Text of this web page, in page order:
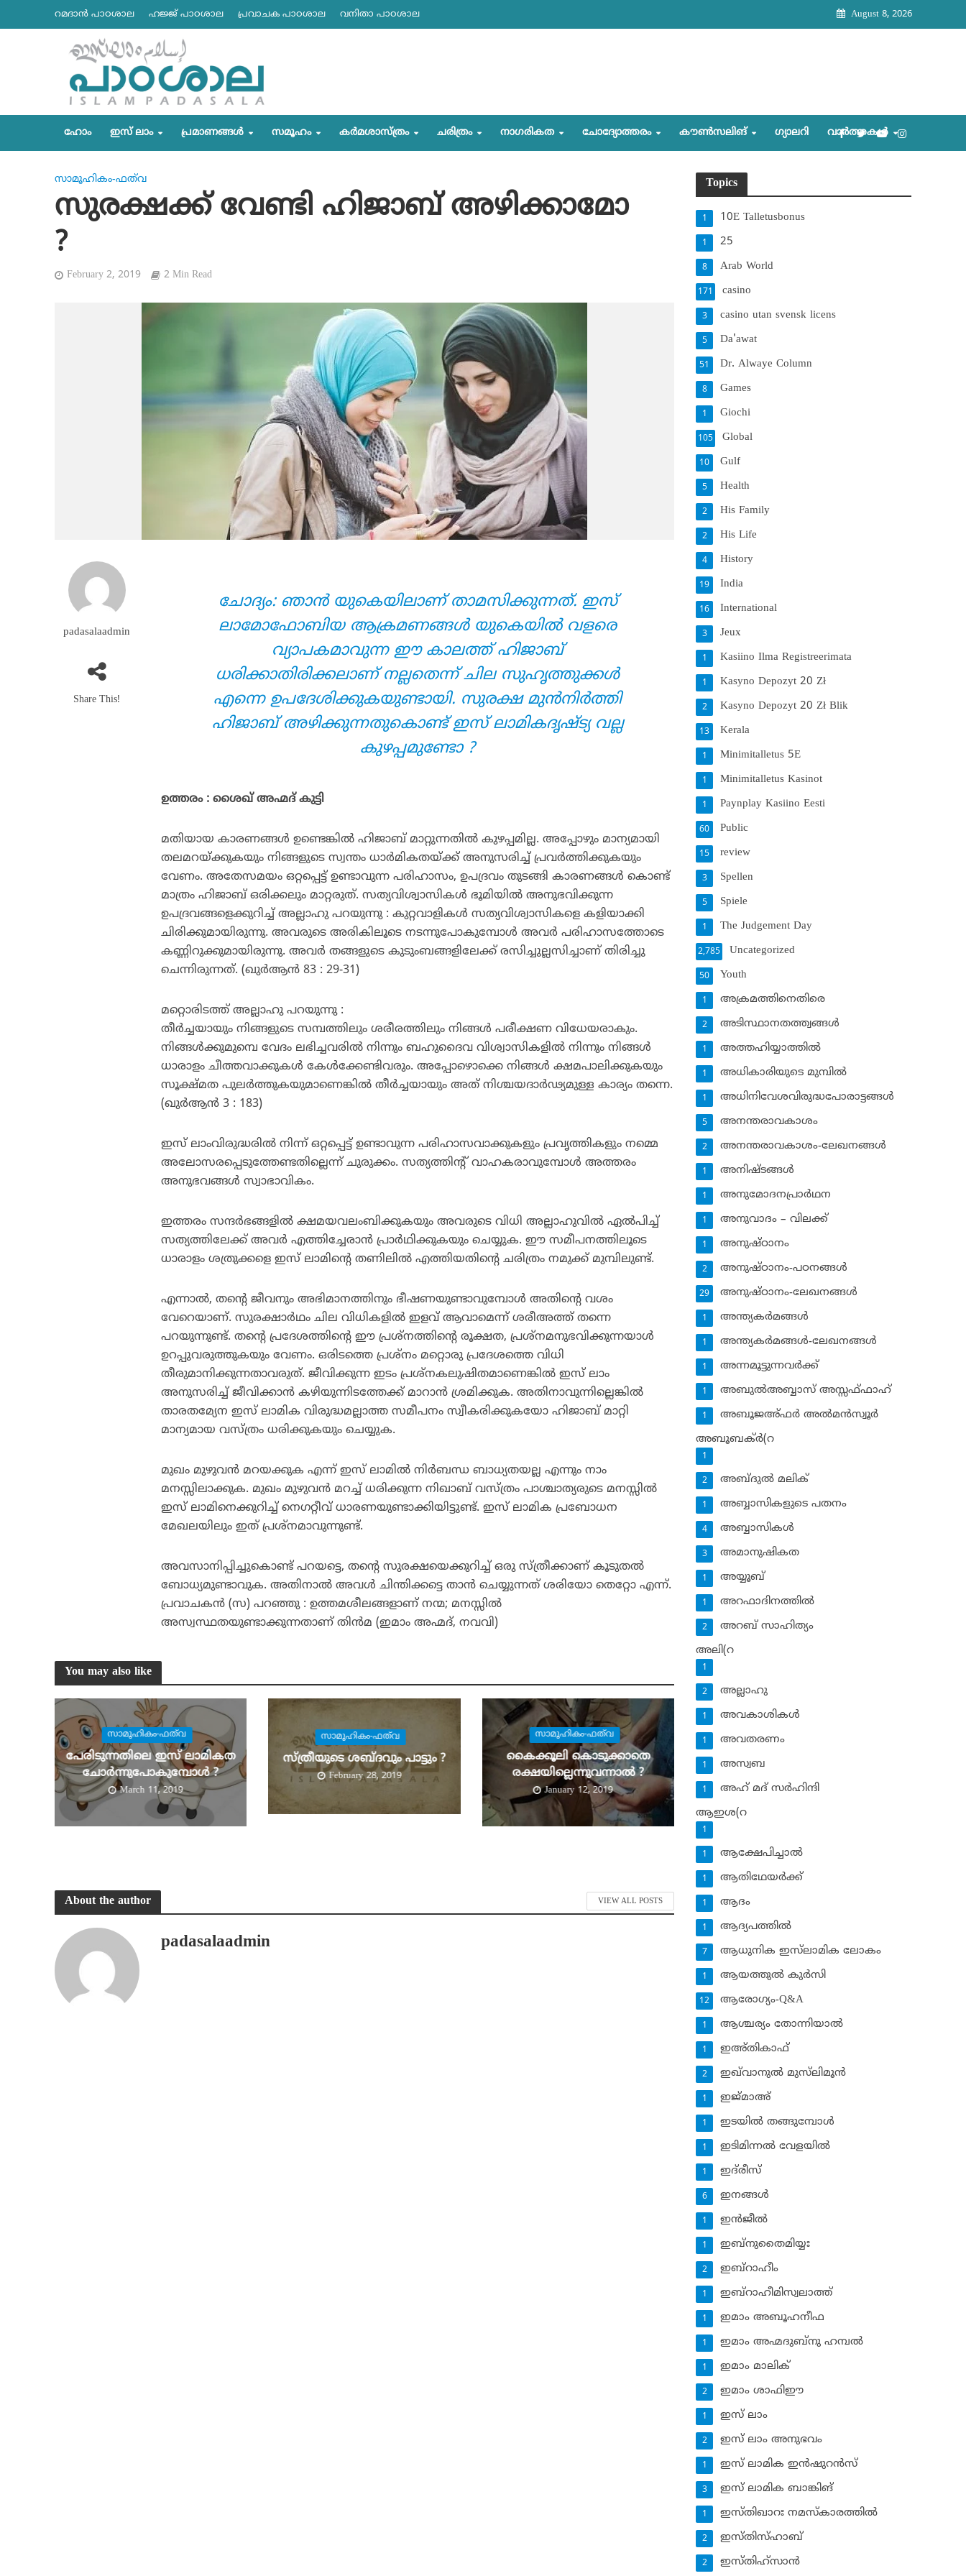
റമദാന്‍ പാഠശാല ഹജ്ജ് പാഠശാല പ്രവാചക പാഠശാല വനിതാ പാഠശാല August 8, 2026
ഹോം ഇസ് ലാം പ്രമാണങ്ങള്‍ സമൂഹം കര്‍മശാസ്ത്രം ചരിത്രം നാഗരികത ചോദ്യോത്തരം കൗണ്‍സലിങ്‌ ഗ്യാലറി വാര്‍ത്തകള്‍
സാമൂഹികം-ഫത്‌വ
സുരക്ഷക്ക് വേണ്ടി ഹിജാബ് അഴിക്കാമോ
?
February 2, 2019 2 Min Read
padasalaadmin
Share This!
ചോദ്യം: ഞാന്‍ യുകെയിലാണ് താമസിക്കുന്നത്. ഇസ്
ലാമോഫോബിയ ആക്രമണങ്ങള്‍ യുകെയില്‍ വളരെ
വ്യാപകമാവുന്ന ഈ കാലത്ത് ഹിജാബ്
ധരിക്കാതിരിക്കലാണ് നല്ലതെന്ന് ചില സുഹൃത്തുക്കള്‍
എന്നെ ഉപദേശിക്കുകയുണ്ടായി. സുരക്ഷ മുന്‍നിര്‍ത്തി
ഹിജാബ് അഴിക്കുന്നതുകൊണ്ട് ഇസ് ലാമികദൃഷ്ട്യ വല്ല
കുഴപ്പമുണ്ടോ ?
ഉത്തരം : ശൈഖ് അഹ്മദ് കുട്ടി
മതിയായ കാരണങ്ങള്‍ ഉണ്ടെങ്കില്‍ ഹിജാബ് മാറ്റുന്നതില്‍ കുഴപ്പമില്ല. അപ്പോഴും മാന്യമായി
തലമറയ്ക്കുകയും നിങ്ങളുടെ സ്വന്തം ധാര്‍മികതയ്ക്ക് അനുസരിച്ച് പ്രവര്‍ത്തിക്കുകയും
വേണം. അതേസമയം ഒറ്റപ്പെട്ട് ഉണ്ടാവുന്ന പരിഹാസം, ഉപദ്രവം തുടങ്ങി കാരണങ്ങള്‍ കൊണ്ട്
മാത്രം ഹിജാബ് ഒരിക്കലും മാറ്റരുത്. സത്യവിശ്വാസികള്‍ ഭൂമിയില്‍ അനുഭവിക്കുന്ന
ഉപദ്രവങ്ങളെക്കുറിച്ച് അല്ലാഹു പറയുന്നു : കുറ്റവാളികള്‍ സത്യവിശ്വാസികളെ കളിയാക്കി
ചിരിക്കുമായിരുന്നു. അവരുടെ അരികിലൂടെ നടന്നുപോകുമ്പോള്‍ അവര്‍ പരിഹാസത്തോടെ
കണ്ണിറുക്കുമായിരുന്നു. അവര്‍ തങ്ങളുടെ കുടുംബങ്ങളിലേക്ക് രസിച്ചുല്ലസിച്ചാണ് തിരിച്ചു
ചെന്നിരുന്നത്. (ഖുര്‍ആന്‍ 83 : 29-31)
മറ്റൊരിടത്ത് അല്ലാഹു പറയുന്നു :
തീര്‍ച്ചയായും നിങ്ങളുടെ സമ്പത്തിലും ശരീരത്തിലും നിങ്ങള്‍ പരീക്ഷണ വിധേയരാകും.
നിങ്ങള്‍ക്കുമുമ്പെ വേദം ലഭിച്ചവരില്‍ നിന്നും ബഹുദൈവ വിശ്വാസികളില്‍ നിന്നും നിങ്ങള്‍
ധാരാളം ചീത്തവാക്കുകള്‍ കേള്‍ക്കേണ്ടിവരും. അപ്പോഴൊക്കെ നിങ്ങള്‍ ക്ഷമപാലിക്കുകയും
സൂക്ഷ്മത പുലര്‍ത്തുകയുമാണെങ്കില്‍ തീര്‍ച്ചയായും അത് നിശ്ചയദാര്‍ഢ്യമുള്ള കാര്യം തന്നെ.
(ഖുര്‍ആന്‍ 3 : 183)
ഇസ് ലാംവിരുദ്ധരില്‍ നിന്ന് ഒറ്റപ്പെട്ട് ഉണ്ടാവുന്ന പരിഹാസവാക്കുകളും പ്രവൃത്തികളും നമ്മെ
അലോസരപ്പെടുത്തേണ്ടതില്ലെന്ന് ചുരുക്കം. സത്യത്തിന്റ് വാഹകരാവുമ്പോള്‍ അത്തരം
അനുഭവങ്ങള്‍ സ്വാഭാവികം.
ഇത്തരം സന്ദര്‍ഭങ്ങളില്‍ ക്ഷമയവലംബിക്കുകയും അവരുടെ വിധി അല്ലാഹുവില്‍ ഏല്‍പിച്ച്
സത്യത്തിലേക്ക് അവര്‍ എത്തിച്ചേരാന്‍ പ്രാര്‍ഥിക്കുകയും ചെയ്യുക. ഈ സമീപനത്തിലൂടെ
ധാരാളം ശത്രുക്കളെ ഇസ് ലാമിന്റെ തണിലില്‍ എത്തിയതിന്റെ ചരിത്രം നമുക്ക് മുമ്പിലുണ്ട്.
എന്നാല്‍, തന്റെ ജീവനും അഭിമാനത്തിനും ഭീഷണയുണ്ടാവുമ്പോള്‍ അതിന്റെ വശം
വേറെയാണ്. സുരക്ഷാര്‍ഥം ചില വിധികളില്‍ ഇളവ് ആവാമെന്ന് ശരീഅത്ത് തന്നെ
പറയുന്നുണ്ട്. തന്റെ പ്രദേശത്തിന്റെ ഈ പ്രശ്‌നത്തിന്റെ രൂക്ഷത, പ്രശ്‌നമനുഭവിക്കുന്നയാള്‍
ഉറപ്പുവരുത്തുകയും വേണം. ഒരിടത്തെ പ്രശ്‌നം മറ്റൊരു പ്രദേശത്തെ വിധി
തീരുമാനിക്കുന്നതാവരുത്. ജീവിക്കുന്ന ഇടം പ്രശ്‌നകലുഷിതമാണെങ്കില്‍ ഇസ് ലാം
അനുസരിച്ച് ജീവിക്കാന്‍ കഴിയുന്നിടത്തേക്ക് മാറാന്‍ ശ്രമിക്കുക. അതിനാവുന്നില്ലെങ്കില്‍
താരതമ്യേന ഇസ് ലാമിക വിരുദ്ധമല്ലാത്ത സമീപനം സ്വീകരിക്കുകയോ ഹിജാബ് മാറ്റി
മാന്യമായ വസ്ത്രം ധരിക്കുകയും ചെയ്യുക.
മുഖം മുഴുവന്‍ മറയക്കുക എന്ന് ഇസ് ലാമില്‍ നിര്‍ബന്ധ ബാധ്യതയല്ല എന്നും നാം
മനസ്സിലാക്കുക. മുഖം മുഴുവന്‍ മറച്ച് ധരിക്കുന്ന നിഖാബ് വസ്ത്രം പാശ്ചാത്യരുടെ മനസ്സില്‍
ഇസ് ലാമിനെക്കുറിച്ച് നെഗറ്റീവ് ധാരണയുണ്ടാക്കിയിട്ടുണ്ട്. ഇസ് ലാമിക പ്രബോധന
മേഖലയിലും ഇത് പ്രശ്‌നമാവുന്നുണ്ട്.
അവസാനിപ്പിച്ചുകൊണ്ട് പറയട്ടെ, തന്റെ സുരക്ഷയെക്കുറിച്ച് ഒരു സ്ത്രീക്കാണ് കൂടുതല്‍
ബോധ്യമുണ്ടാവുക. അതിനാല്‍ അവള്‍ ചിന്തിക്കട്ടെ താന്‍ ചെയ്യുന്നത് ശരിയോ തെറ്റോ എന്ന്.
പ്രവാചകന്‍ (സ) പറഞ്ഞു : ഉത്തമശീലങ്ങളാണ് നന്മ; മനസ്സില്‍
അസ്വസ്ഥതയുണ്ടാക്കുന്നതാണ് തിന്‍മ (ഇമാം അഹ്മദ്, നവവി)
You may also like
സാമൂഹികം-ഫത്‌വ
പേരിടുന്നതിലെ ഇസ് ലാമികത
ചോര്‍ന്നുപോകുമ്പോള്‍ ?
March 11, 2019
സാമൂഹികം-ഫത്‌വ
സ്ത്രീയുടെ ശബ്ദവും പാട്ടും ?
February 28, 2019
സാമൂഹികം-ഫത്‌വ
കൈക്കൂലി കൊടുക്കാതെ
രക്ഷയില്ലെന്നുവന്നാല്‍ ?
January 12, 2019
About the author VIEW ALL POSTS
padasalaadmin
Topics
10E Talletusbonus
1
25
1
Arab World
8
casino
171
casino utan svensk licens
3
Da'awat
5
Dr. Alwaye Column
51
Games
8
Giochi
1
Global
105
Gulf
10
Health
5
His Family
2
His Life
2
History
4
India
19
International
16
Jeux
3
Kasiino Ilma Registreerimata
1
Kasyno Depozyt 20 Zł
1
Kasyno Depozyt 20 Zł Blik
2
Kerala
13
Minimitalletus 5E
1
Minimitalletus Kasinot
1
Paynplay Kasiino Eesti
1
Public
60
review
15
Spellen
3
Spiele
5
The Judgement Day
1
Uncategorized
2,785
Youth
50
അക്രമത്തിനെതിരെ
1
അടിസ്ഥാനതത്ത്വങ്ങള്‍
2
അത്തഹിയ്യാത്തില്‍
1
അധികാരിയുടെ മുമ്പില്‍
1
അധിനിവേശവിരുദ്ധപോരാട്ടങ്ങള്‍
1
അനന്തരാവകാശം
5
അനന്തരാവകാശം-ലേഖനങ്ങള്‍
2
അനിഷ്ടങ്ങള്‍
1
അനുമോദനപ്രാര്‍ഥന
1
അനുവാദം – വിലക്ക്‌
1
അനുഷ്ഠാനം
1
അനുഷ്ഠാനം-പഠനങ്ങള്‍
2
അനുഷ്ഠാനം-ലേഖനങ്ങള്‍
29
അന്ത്യകര്‍മങ്ങള്‍
1
അന്ത്യകര്‍മങ്ങള്‍-ലേഖനങ്ങള്‍
1
അന്നമൂട്ടുന്നവര്‍ക്ക്
1
അബുല്‍അബ്ബാസ് അസ്സഫ്ഫാഹ്‌
1
അബൂജഅ്ഫര്‍ അല്‍മന്‍സ്വൂര്‍
1
അബൂബക്ര്‍(റ
1
അബ്ദുല്‍ മലിക്‌
2
അബ്ബാസികളുടെ പതനം
1
അബ്ബാസികള്‍
4
അമാനുഷികത
3
അയ്യൂബ്‌
1
അറഫാദിനത്തില്‍
1
അറബ് സാഹിത്യം
2
അലി(റ
1
അല്ലാഹു
2
അവകാശികള്‍
1
അവതരണം
1
അസ്വബ
1
അഹ് മദ് സര്‍ഹിന്ദി
1
ആഇശ(റ
1
ആക്ഷേപിച്ചാല്‍
1
ആതിഥേയര്‍ക്ക്
1
ആദം
1
ആദ്യപത്തില്‍
1
ആധുനിക ഇസ്‌ലാമിക ലോകം
7
ആയത്തുല്‍ കുര്‍സി
1
ആരോഗ്യം-Q&A
12
ആശ്ചര്യം തോന്നിയാല്‍
1
ഇഅ്തികാഫ്‌
1
ഇഖ്‌വാനുല്‍ മുസ്‌ലിമൂന്‍
2
ഇജ്മാഅ്
1
ഇടയില്‍ തങ്ങുമ്പോള്‍
1
ഇടിമിന്നല്‍ വേളയില്‍
1
ഇദ്‌രീസ്‌
1
ഇനങ്ങള്‍
6
ഇന്‍ജീല്‍
1
ഇബ്‌നുതൈമിയ്യഃ
1
ഇബ്‌റാഹീം
2
ഇബ്‌റാഹീമിസ്വലാത്ത്
1
ഇമാം അബൂഹനീഫ
1
ഇമാം അഹ്മദുബ്‌നു ഹമ്പല്‍
1
ഇമാം മാലിക്
1
ഇമാം ശാഫിഈ
2
ഇസ് ലാം
1
ഇസ് ലാം അനുഭവം
2
ഇസ് ലാമിക ഇന്‍ഷുറന്‍സ്‌
1
ഇസ് ലാമിക ബാങ്കിങ്‌
3
ഇസ്തിഖാറഃ നമസ്‌കാരത്തില്‍
1
ഇസ്തിസ്ഹാബ്
2
ഇസ്തിഹ്‌സാന്‍
2